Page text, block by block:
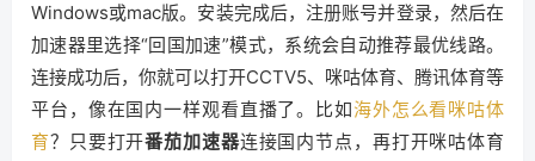
Windows或mac版。安装完成后，注册账号并登录，然后在
加速器里选择“回国加速”模式，系统会自动推荐最优线路。
连接成功后，你就可以打开CCTV5、咪咕体育、腾讯体育等
平台，像在国内一样观看直播了。比如海外怎么看咪咕体
育？只要打开番茄加速器连接国内节点，再打开咪咕体育